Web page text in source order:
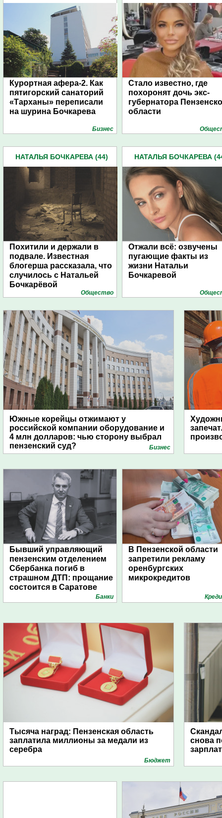
Курортная афера-2. Как
пятигорский санаторий
«Тарханы» переписали
на шурина Бочкарева
Бизнес
Стало известно, где
похоронят дочь экс-
губернатора
области
НАТАЛЬЯ БОЧКАРЕВА (44)
Похитили и держали в
подвале. Известная
блогерша рассказала, что
случилось с Натальей
Бочкарёвой
Общество
НАТАЛЬЯ БОЧКАРЕВА
Отжали всё: озвучены
пугающие факты из
жизни Натальи
Бочкаревой
Южные корейцы отжимают у
российской компании оборудование и
4 млн долларов: чью сторону выбрал
пензенский суд?
Бизнес
Бывший управляющий
пензенским отделением
Сбербанка погиб в
страшном ДТП: прощание
состоится в Саратове
Банки
В Пензенской области
запретили рекламу
оренбургских
микрокредитов
Тысяча наград: Пензенская область
заплатила миллионы за медали из
серебра
Бюджет
снова